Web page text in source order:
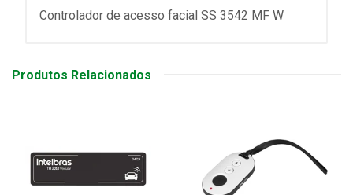
Controlador de acesso facial SS 3542 MF W
Produtos Relacionados